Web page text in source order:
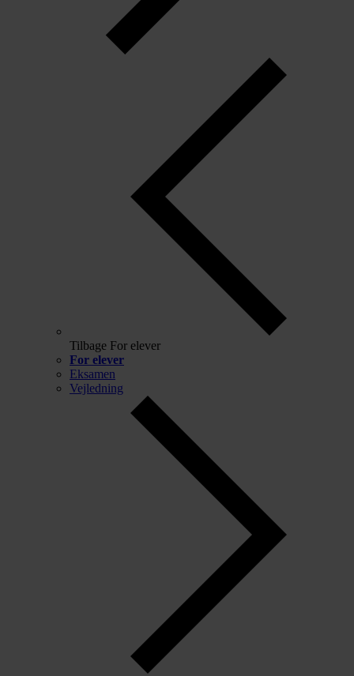
Tilbage For elever
For elever
Eksamen
Vejledning